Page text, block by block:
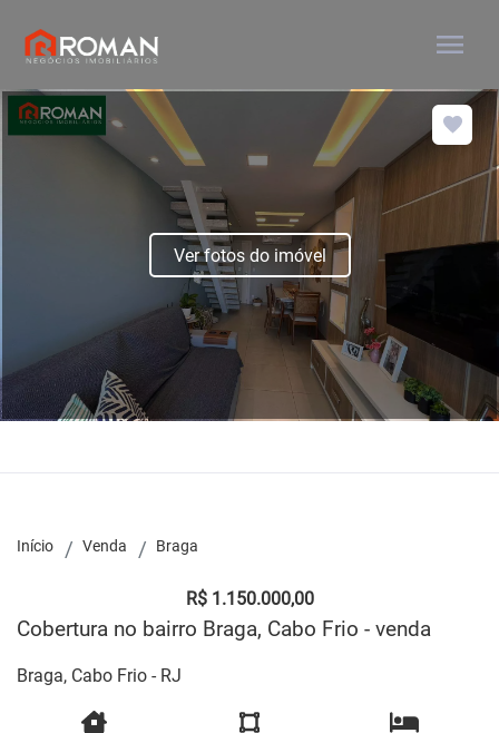
menu
Ver fotos do imóvel
Início Venda Braga
R$ 1.150.000,00
Cobertura no bairro Braga, Cabo Frio - venda
Braga, Cabo Frio - RJ